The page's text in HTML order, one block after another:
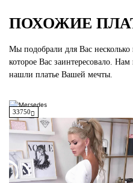
ПОХОЖИЕ
Мы подобрали для Вас
которое Вас заинтересовало.
нашли платье Вашей мечты.
33750